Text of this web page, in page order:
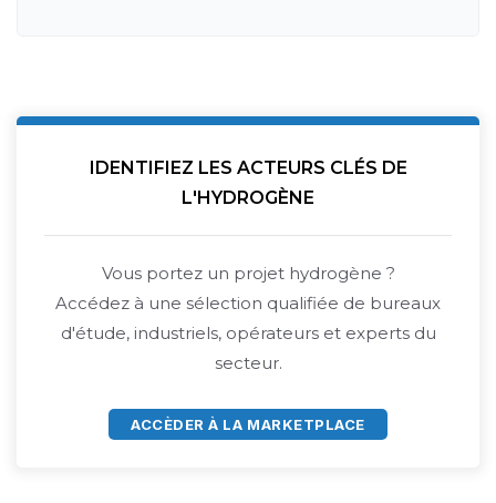
IDENTIFIEZ LES ACTEURS CLÉS DE
L'HYDROGÈNE
Vous portez un projet hydrogène ?
Accédez à une sélection qualifiée de bureaux
d'étude, industriels, opérateurs et experts du
secteur.
ACCÈDER À LA MARKETPLACE